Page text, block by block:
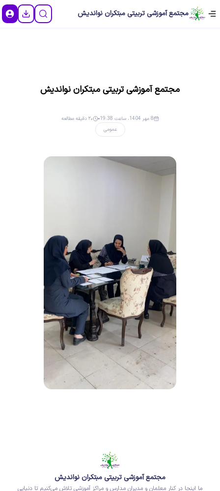
مجتمع آموزشی تربیتی مبتکران نواندیش
مجتمع آموزشی تربیتی مبتکران نواندیش
عمومی
8 مهر 1404، ساعت 19:38 ۲۰ دقیقه مطالعه
مجتمع آموزشی تربیتی مبتکران نواندیش
ما اینجا در کنار معلمان و مدیران مدارس و مراکز آموزشی تلاش می‌کنیم تا دنیایی